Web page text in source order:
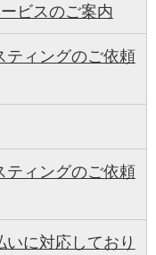
ビスのご案内
ティングのご依頼
ティングのご依頼
に対応しており